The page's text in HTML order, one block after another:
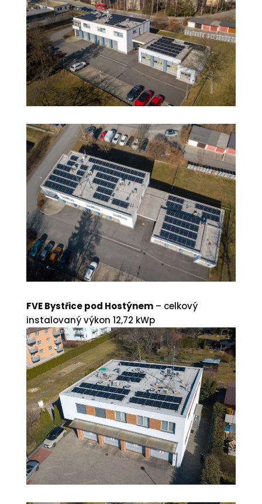
FVE Bystřice pod Hostýnem– celkový
instalovaný výkon 12,72 kWp